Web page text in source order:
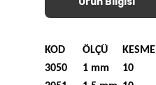
KOD ÖLÇÜ KESME
3050
1 mm 10